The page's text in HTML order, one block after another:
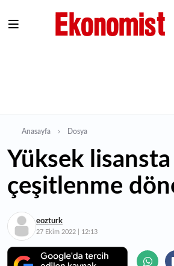
Anasayfa Dosya
Yüksek lisansta
çeşitlenme
eozturk
27 Ekim 2022 | 12:13